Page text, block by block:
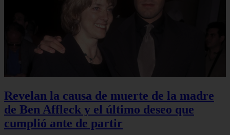
Revelan la causa de muerte de la madre
de Ben Affleck y el último deseo que
cumplió ante de partir